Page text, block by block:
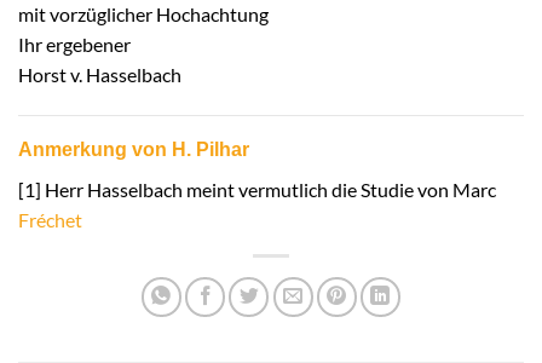
mit vorzüglicher Hochachtung
Ihr ergebener
Horst v. Hasselbach
Anmerkung von H. Pilhar
[1] Herr Hasselbach meint vermutlich die Studie von Marc
Fréchet